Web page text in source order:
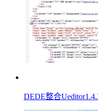
DEDE整合